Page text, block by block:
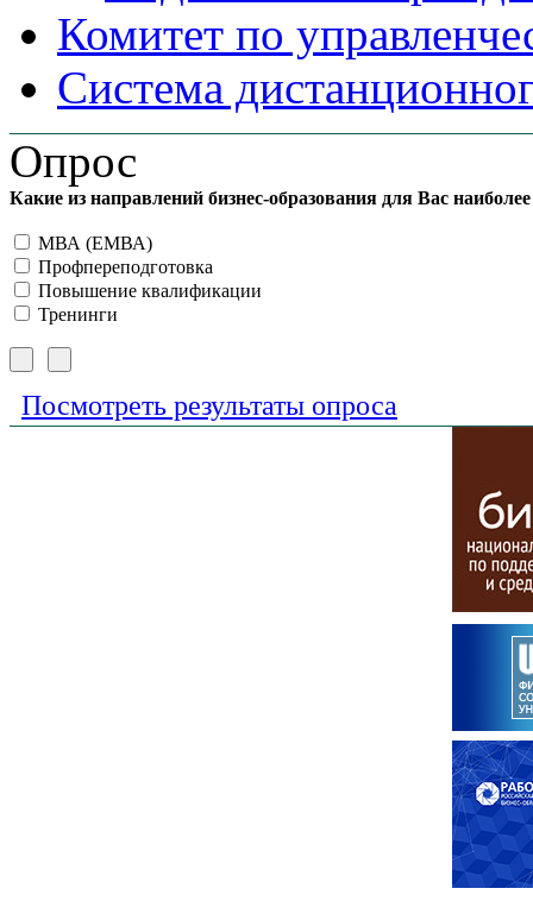
Комитет по
Система
Опрос
Какие из направлений бизнес-образования для Вас
МВА (ЕМВА)
Профпереподготовка
Повышение квалификации
Тренинги
Посмотреть результаты опроса